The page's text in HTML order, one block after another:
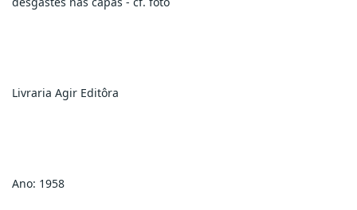
Livraria Agir Editôra
Ano: 1958